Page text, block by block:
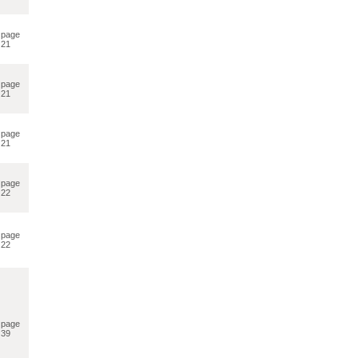
page
21
page
21
page
21
page
22
page
22
page
39